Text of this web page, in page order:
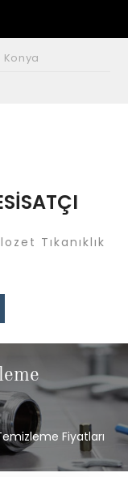
Konya
Tıkanıklık
Fiyatları